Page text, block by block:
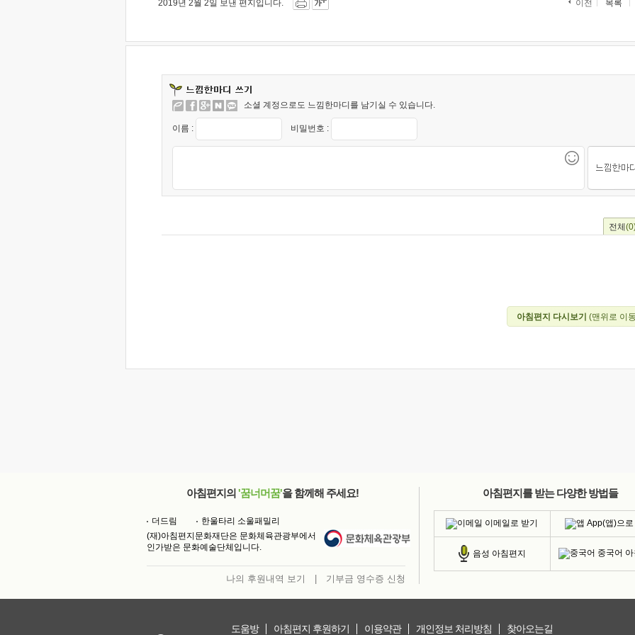
2019년 2월 2일 보낸 편지입니다. 이전 목록
소셜 계정으로도 느낌한마디를 남기실 수 있습니다.
이름 : 비밀번호 :
전체
아침편지 다시보기 (맨위로 이
아침편지의 '꿈너머꿈'을 함께해 주세요!
더드림
한울타리 소울패밀리
(재)아침편지문화재단은 문화체육관광부에서
인가받은 문화예술단체입니다.
나의 후원내역 보기 | 기부금 영수증 신청
아침편지를 받는 다양한 방법들
이메일로 받기 App(앱)으로
음성 아침편지 중국어 아
도움방 아침편지 후원하기 이용약관 개인정보 처리방침 찾아오는길